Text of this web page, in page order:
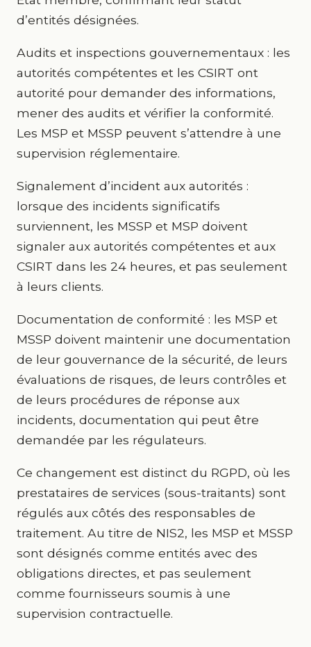
d’entités désignées.
Audits et inspections gouvernementaux : les
autorités compétentes et les CSIRT ont
autorité pour demander des informations,
mener des audits et vérifier la conformité.
Les MSP et MSSP peuvent s’attendre à une
supervision réglementaire.
Signalement d’incident aux autorités :
lorsque des incidents significatifs
surviennent, les MSSP et MSP doivent
signaler aux autorités compétentes et aux
CSIRT dans les 24 heures, et pas seulement
à leurs clients.
Documentation de conformité : les MSP et
MSSP doivent maintenir une documentation
de leur gouvernance de la sécurité, de leurs
évaluations de risques, de leurs contrôles et
de leurs procédures de réponse aux
incidents, documentation qui peut être
demandée par les régulateurs.
Ce changement est distinct du RGPD, où les
prestataires de services (sous-traitants) sont
régulés aux côtés des responsables de
traitement. Au titre de NIS2, les MSP et MSSP
sont désignés comme entités avec des
obligations directes, et pas seulement
comme fournisseurs soumis à une
supervision contractuelle.